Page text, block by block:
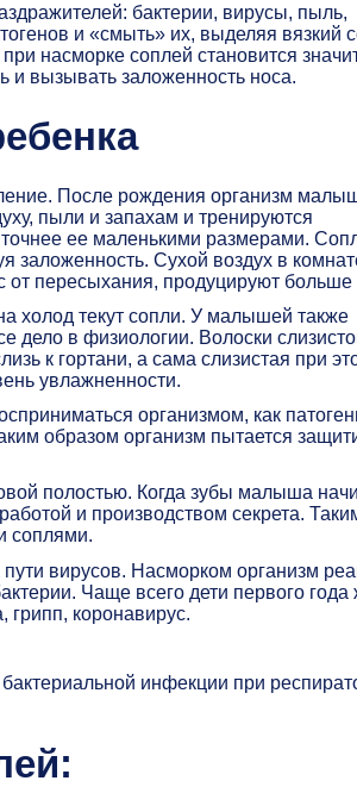
бактерии, вирусы, пыль,
и «смыть» их, выделяя вязкий
насморке соплей становится
и вызывать заложенность носа.
После рождения организм
пыли и запахам и тренируются
точнее ее маленькими размерами.
заложенность. Сухой воздух в
от пересыхания, продуцируют больше
холод текут сопли. У малышей также
дело в физиологии. Волоски
к гортани, а сама слизистая при
увлажненности.
организмом, как
образом организм пытается
полостью. Когда зубы малыша
и производством секрета.
соплями.
вирусов. Насморком организм
Чаще всего дети первого года
грипп, коронавирус.
инфекции при